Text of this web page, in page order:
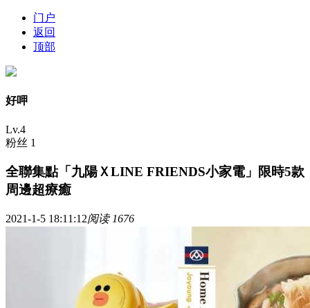
门户
返回
顶部
好呷
Lv.4
粉丝 1
全聯集點「九陽ＸLINE FRIENDS小家電」限時5款
周邊超療癒
2021-1-5 18:11:12阅读 1676